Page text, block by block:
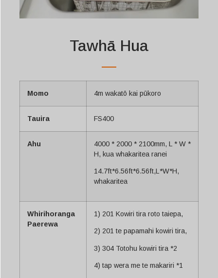
Tawhā Hua
Momo 4m wakatō kai pūkoro
Tauira FS400
Ahu
4000 * 2000 * 2100mm, L * W *
H, kua whakaritea ranei
14.7ft*6.56ft*6.56ft,L*W*H,
whakaritea
Whirihoranga
Paerewa
1) 201 Kowiri tira roto taiepa,
2) 201 te papamahi kowiri tira,
3) 304 Totohu kowiri tira *2
4) tap wera me te makariri *1